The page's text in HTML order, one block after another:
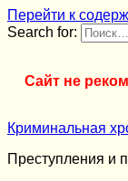
Перейти к
Search for:
Сайт не
Криминальная
Преступления и